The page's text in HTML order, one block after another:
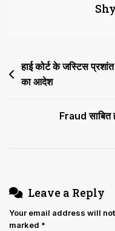
Post
navigation
हाई कोर्ट के जस्टिस
का आदेश
Fraud साबित
Leave a Reply
Your email address will
marked *